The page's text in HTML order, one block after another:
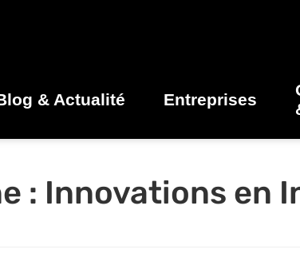
& Actualité Entreprises
: Innovations en